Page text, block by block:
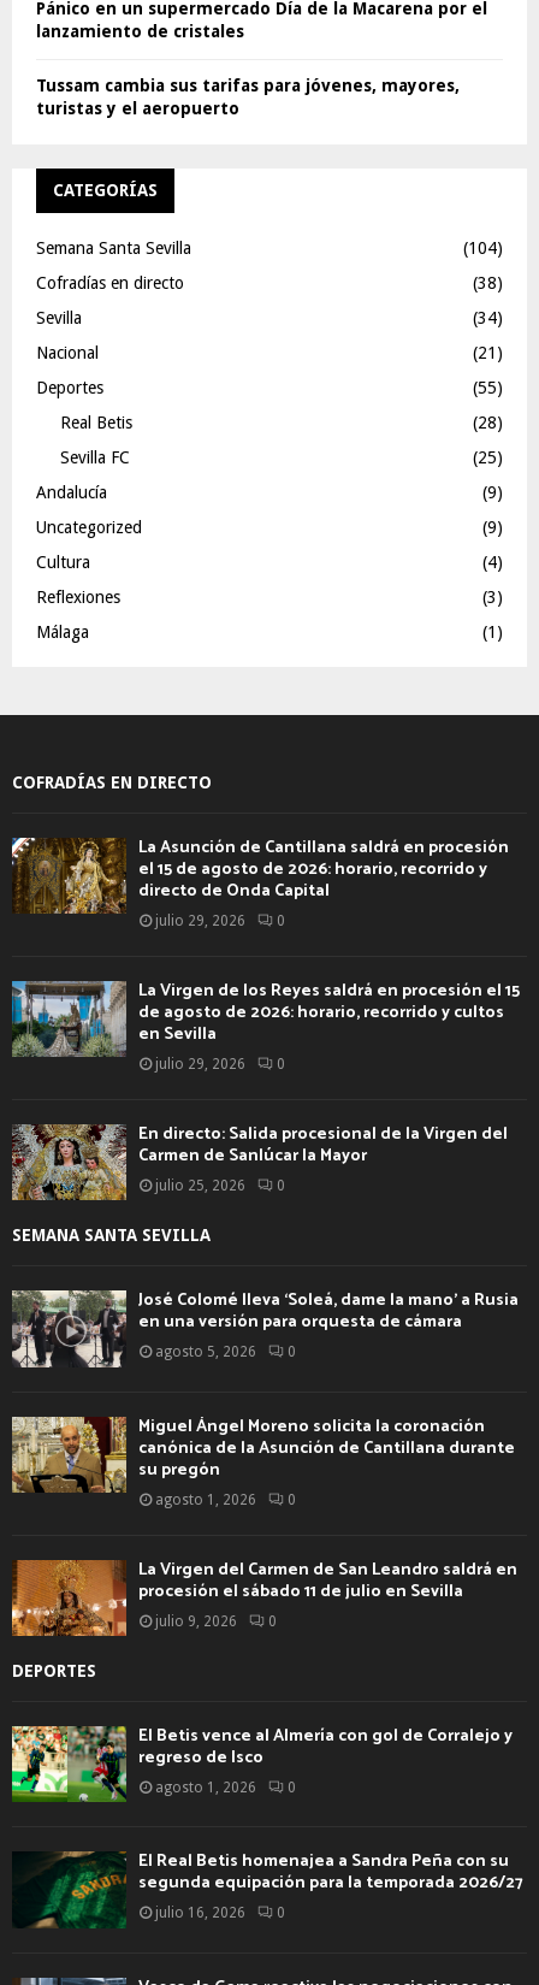
Pánico en un supermercado Día de la Macarena por el
lanzamiento de cristales
Tussam cambia sus tarifas para jóvenes, mayores,
turistas y el aeropuerto
CATEGORÍAS
Semana Santa Sevilla
(104)
Cofradías en directo
(38)
Sevilla
(34)
Nacional
(21)
Deportes
(55)
Real Betis
(28)
Sevilla FC
(25)
Andalucía
(9)
Uncategorized
(9)
Cultura
(4)
Reflexiones
(3)
Málaga
(1)
COFRADÍAS EN DIRECTO
La Asunción de Cantillana saldrá en procesión
el 15 de agosto de 2026: horario, recorrido y
directo de Onda Capital
julio 29, 2026 0
La Virgen de los Reyes saldrá en procesión el 15
de agosto de 2026: horario, recorrido y cultos
en Sevilla
julio 29, 2026 0
En directo: Salida procesional de la Virgen del
Carmen de Sanlúcar la Mayor
julio 25, 2026 0
SEMANA SANTA SEVILLA
José Colomé lleva ‘Soleá, dame la mano’ a Rusia
en una versión para orquesta de cámara
agosto 5, 2026 0
Miguel Ángel Moreno solicita la coronación
canónica de la Asunción de Cantillana durante
su pregón
agosto 1, 2026 0
La Virgen del Carmen de San Leandro saldrá en
procesión el sábado 11 de julio en Sevilla
julio 9, 2026 0
DEPORTES
El Betis vence al Almería con gol de Corralejo y
regreso de Isco
agosto 1, 2026 0
El Real Betis homenajea a Sandra Peña con su
segunda equipación para la temporada 2026/27
julio 16, 2026 0